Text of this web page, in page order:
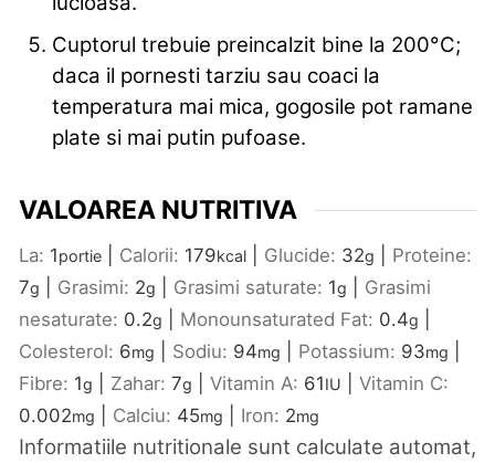
Cuptorul trebuie preincalzit bine la 200°C;
daca il pornesti tarziu sau coaci la
temperatura mai mica, gogosile pot ramane
plate si mai putin pufoase.
VALOAREA NUTRITIVA
La: 1portie Calorii: 179kcal Glucide: 32g
Proteine:
7g Grasimi: 2g Grasimi saturate: 1g
Grasimi
nesaturate: 0.2g Monounsaturated Fat: 0.4g
Colesterol: 6mg Sodiu: 94mg Potassium: 93mg
Fibre: 1g Zahar: 7g Vitamin A: 61IU
Vitamin C:
0.002mg Calciu: 45mg Iron: 2mg
Informatiile nutritionale sunt calculate automat,